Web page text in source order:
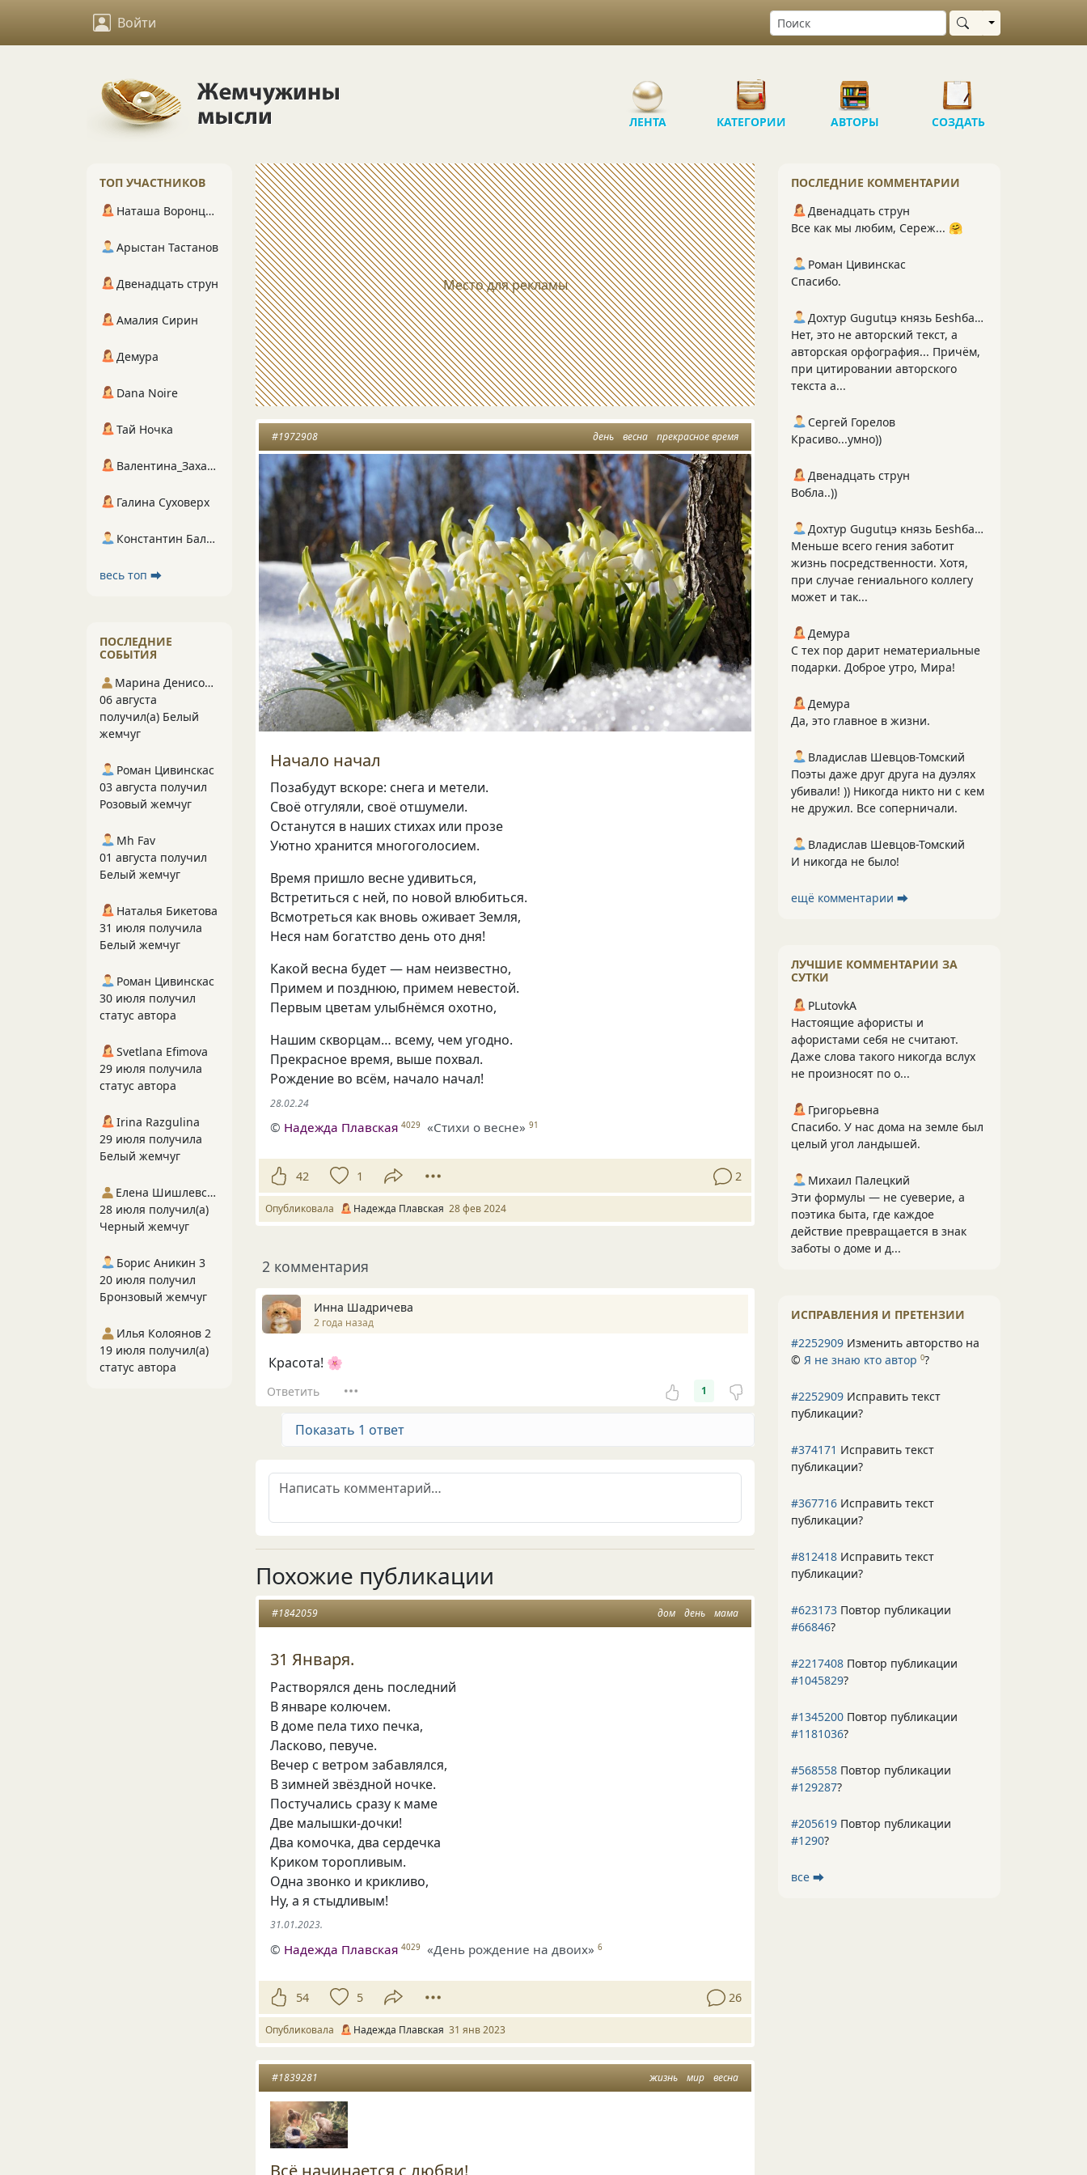
Войти Выбрать область
ЛЕНТА КАТЕГОРИИ АВТОРЫ СОЗДАТЬ
Место для рекламы
день весна прекрасное время
#1972908
Начало начал
Позабудут вскоре: снега и метели.
Своё отгуляли, своё отшумели.
Останутся в наших стихах или прозе
Уютно хранится многоголосием.
Время пришло весне удивиться,
Встретиться с ней, по новой влюбиться.
Всмотреться как вновь оживает Земля,
Неся нам богатство день ото дня!
Какой весна будет — нам неизвестно,
Примем и позднюю, примем невестой.
Первым цветам улыбнёмся охотно,
Нашим скворцам… всему, чем угодно.
Прекрасное время, выше похвал.
Рождение во всём, начало начал!
28.02.24
© Надежда Плавская 4029 «Стихи о весне» 91
42 1 2
Опубликовала Надежда Плавская 28 фев 2024
2 комментария
Инна Шадричева
2 года назад
Красота! 🌸
Ответить 1
Показать 1 ответ
Похожие публикации
дом день мама
#1842059
31 Января.
Растворялся день последний
В январе колючем.
В доме пела тихо печка,
Ласково, певуче.
Вечер с ветром забавлялся,
В зимней звёздной ночке.
Постучались сразу к маме
Две малышки-дочки!
Два комочка, два сердечка
Криком торопливым.
Одна звонко и крикливо,
Ну, а я стыдливым!
31.01.2023.
© Надежда Плавская 4029 «День рождение на двоих» 6
54 5 26
Опубликовала Надежда Плавская 31 янв 2023
жизнь мир весна
#1839281
Всё начинается с любви!
ПОСЛЕДНИЕ КОММЕНТАРИИ
Двенадцать струн
Все как мы любим, Сереж... 🤗
Роман Цивинскас
Спасибо.
Дохтур Gugutцэ князь Беshбармакоff
Нет, это не авторский текст, а
авторская орфография... Причём,
при цитировании авторского
текста а...
Сергей Горелов
Красиво...умно))
Двенадцать струн
Вобла..))
Дохтур Gugutцэ князь Беshбармакоff
Меньше всего гения заботит
жизнь посредственности. Хотя,
при случае гениального коллегу
может и так...
Демура
С тех пор дарит нематериальные
подарки. Доброе утро, Мира!
Демура
Да, это главное в жизни.
Владислав Шевцов-Томский
Поэты даже друг друга на дуэлях
убивали! )) Никогда никто ни с кем
не дружил. Все соперничали.
Владислав Шевцов-Томский
И никогда не было!
ещё комментарии ⮕
ЛУЧШИЕ КОММЕНТАРИИ ЗА
СУТКИ
PLutоvkА
Настоящие афористы и
афористами себя не считают.
Даже слова такого никогда вслух
не произносят по о...
Григорьевна
Спасибо. У нас дома на земле был
целый угол ландышей.
Михаил Палецкий
Эти формулы — не суеверие, а
поэтика быта, где каждое
действие превращается в знак
заботы о доме и д...
ИСПРАВЛЕНИЯ И ПРЕТЕНЗИИ
#2252909 Изменить авторство на
© Я не знаю кто автор 0?
#2252909 Исправить текст
публикации?
#374171 Исправить текст
публикации?
#367716 Исправить текст
публикации?
#812418 Исправить текст
публикации?
#623173 Повтор публикации
#66846?
#2217408 Повтор публикации
#1045829?
#1345200 Повтор публикации
#1181036?
#568558 Повтор публикации
#129287?
#205619 Повтор публикации
#1290?
все ⮕
ТОП УЧАСТНИКОВ
Наташа Воронцова
Арыстан Тастанов
Двенадцать струн
Амалия Сирин
Демура
Dana Noire
Тай Ночка
Валентина_Захарова
Галина Суховерх
Константин Балухта
весь топ ⮕
ПОСЛЕДНИЕ
СОБЫТИЯ
Марина Денисова 5
06 августа
получил(а) Белый
жемчуг
Роман Цивинскас
03 августа получил
Розовый жемчуг
Mh Fav
01 августа получил
Белый жемчуг
Наталья Бикетова
31 июля получила
Белый жемчуг
Роман Цивинскас
30 июля получил
статус автора
Svetlana Efimova
29 июля получила
статус автора
Irina Razgulina
29 июля получила
Белый жемчуг
Елена Шишлевская
28 июля получил(а)
Черный жемчуг
Борис Аникин 3
20 июля получил
Бронзовый жемчуг
Илья Колоянов 2
19 июля получил(а)
статус автора